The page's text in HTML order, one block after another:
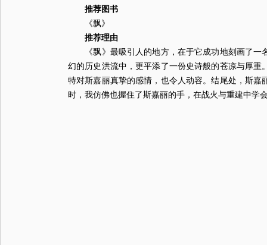
推荐图书
《飘》
推荐理由
《飘》最吸引人的地方，在于它成功地刻画了一
幻的历史洪流中，更平添了一份史诗般的苍凉与厚重
特对斯嘉丽真挚的感情，也令人动容。结尾处，斯嘉
时，我仿佛也握住了斯嘉丽的手，在战火与重建中学